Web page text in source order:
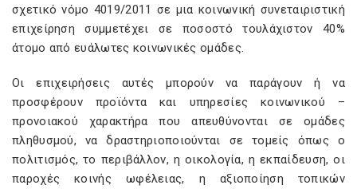
σχετικό νόμο 4019/2011 σε μια κοινωνική συνεταιριστική
επιχείρηση συμμετέχει σε ποσοστό τουλάχιστον 40%
άτομο από ευάλωτες κοινωνικές ομάδες.
Οι επιχειρήσεις αυτές μπορούν να παράγουν ή να
προσφέρουν προϊόντα και υπηρεσίες κοινωνικού –
προνοιακού χαρακτήρα που απευθύνονται σε ομάδες
πληθυσμού, να δραστηριοποιούνται σε τομείς όπως ο
πολιτισμός, το περιβάλλον, η οικολογία, η εκπαίδευση, οι
παροχές κοινής ωφέλειας, η αξιοποίηση τοπικών